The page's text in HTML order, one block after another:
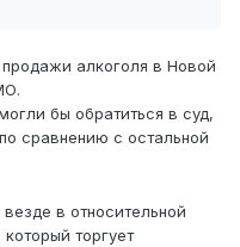
алкоголя в Новой
бы обратиться в суд,
сравнению с остальной
в относительной
торгует